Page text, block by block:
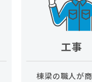
工事
棟梁の職人が商